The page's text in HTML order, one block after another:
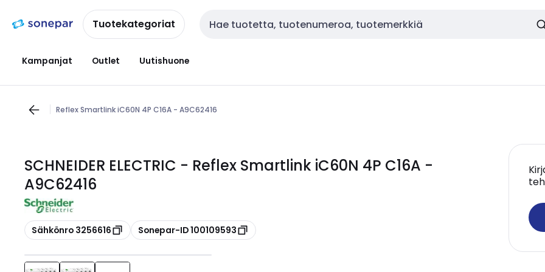
navigointiinsisältöönTuotekategoriat Haku
Kampanjat Outlet Uutishuone
Reflex Smartlink iC60N 4P C16A - A9C62416
SCHNEIDER ELECTRIC - Reflex Smartlink iC60N 4P C16A -
A9C62416
Kopioi
Sähkönro 3256616 Kopioi
Sonepar-ID 100109593